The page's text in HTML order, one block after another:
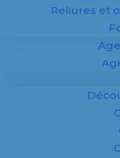
Reliures et
100 %
Spécialiste de
et
personnalisés
Imprimeur
création de